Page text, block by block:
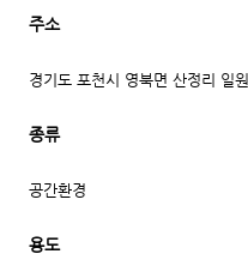
주소
경기도 포천시 영북면 산정리 일원
종류
공간환경
용도